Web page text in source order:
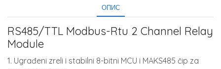
ОПИС
RS485/TTL Modbus-Rtu 2 Channel Relay
Module
1. Ugrađeni zreli i stabilni 8-bitni MCU i MAKS485 čip za